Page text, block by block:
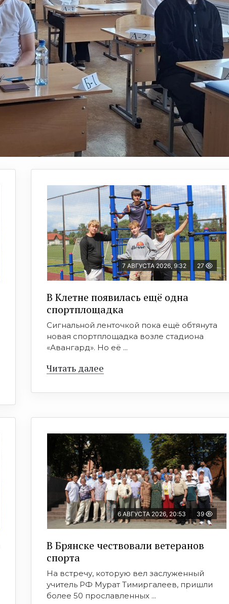
7 АВГУСТА 2026, 9:32 27
В Клетне появилась ещё одна
спортплощадка
Сигнальной ленточкой пока ещё обтянута
новая спортплощадка возле стадиона
«Авангард». Но её ...
Читать далее
6 АВГУСТА 2026, 20:53 39
В Брянске чествовали ветеранов
спорта
На встречу, которую вел заслуженный
учитель РФ Мурат Тимиргалеев, пришли
более 50 прославленных ...